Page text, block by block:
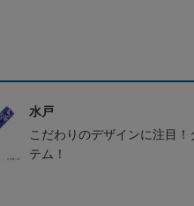
水戸
こだわりのデザインに注目
テム！